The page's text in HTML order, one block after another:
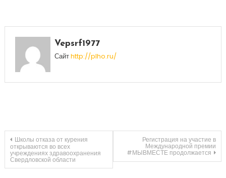
Vepsrf1977
Сайтhttp://plho.ru/
Навигация
по
Школы отказа от курения
открываются во всех
учреждениях здравоохранения
Свердловской области
Регистрация на участие в
Международной премии
#МЫВМЕСТЕ продолжается